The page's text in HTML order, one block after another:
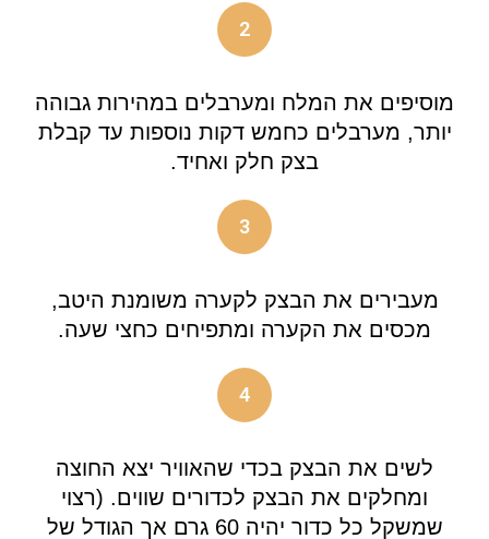
2
מוסיפים את המלח ומערבלים במהירות גבוהה
יותר, מערבלים כחמש דקות נוספות עד קבלת
בצק חלק ואחיד.
3
מעבירים את הבצק לקערה משומנת היטב,
מכסים את הקערה ומתפיחים כחצי שעה.
4
לשים את הבצק בכדי שהאוויר יצא החוצה
ומחלקים את הבצק לכדורים שווים. (רצוי
שמשקל כל כדור יהיה 60 גרם אך הגודל של